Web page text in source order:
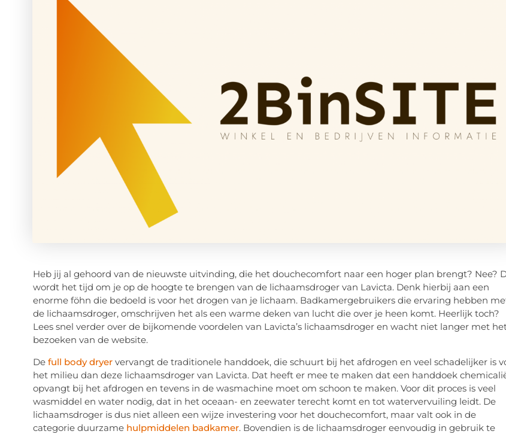
Heb jij al gehoord van de nieuwste uitvinding, die het douchecomfort naar een hoger plan brengt? Nee?
wordt het tijd om je op de hoogte te brengen van de lichaamsdroger van Lavicta. Denk hierbij aan een
enorme föhn die bedoeld is voor het drogen van je lichaam. Badkamergebruikers die ervaring hebben
de lichaamsdroger, omschrijven het als een warme deken van lucht die over je heen komt. Heerlijk toch?
Lees snel verder over de bijkomende voordelen van Lavicta’s lichaamsdroger en wacht niet langer met
bezoeken van de website.
De full body dryervervangt de traditionele handdoek, die schuurt bij het afdrogen en veel schadelijker is
het milieu dan deze lichaamsdroger van Lavicta. Dat heeft er mee te maken dat een handdoek
opvangt bij het afdrogen en tevens in de wasmachine moet om schoon te maken. Voor dit proces is veel
wasmiddel en water nodig, dat in het oceaan- en zeewater terecht komt en tot watervervuiling leidt. De
lichaamsdroger is dus niet alleen een wijze investering voor het douchecomfort, maar valt ook in de
categorie duurzame hulpmiddelen badkamer. Bovendien is de lichaamsdroger eenvoudig in gebruik te